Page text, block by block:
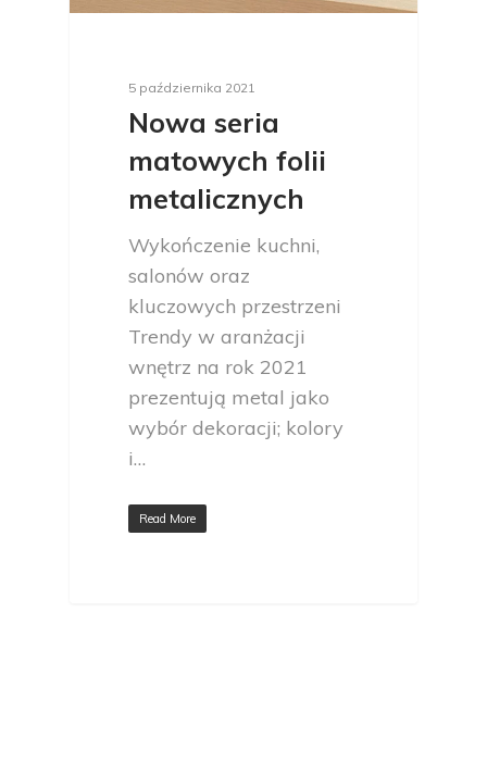
5 października 2021
Nowa seria
matowych folii
metalicznych
Wykończenie kuchni,
salonów oraz
kluczowych przestrzeni
Trendy w aranżacji
wnętrz na rok 2021
prezentują metal jako
wybór dekoracji; kolory
i…
Read More